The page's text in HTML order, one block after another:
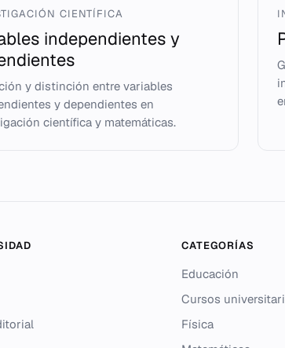
CIENTÍFICA
independientes y
y distinción entre variables
y dependientes en
científica y matemáticas.
CATEGORÍAS
Educación
Cursos
Física